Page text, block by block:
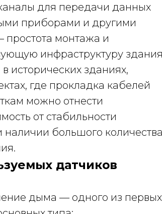
для передачи данных
приборами и другими
простота монтажа и
инфраструктуру
исторических зданиях,
где прокладка кабелей
можно отнести
от стабильности
большого количества
датчиков
дыма — одного из первых